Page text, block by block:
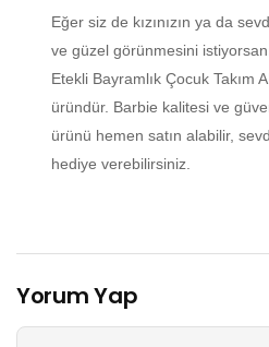
Eğer siz de kızınızın ya da
ve güzel görünmesini
Etekli Bayramlık Çocuk Takım
üründür. Barbie kalitesi ve
ürünü hemen satın alabilir,
hediye verebilirsiniz.
Yorum Yap